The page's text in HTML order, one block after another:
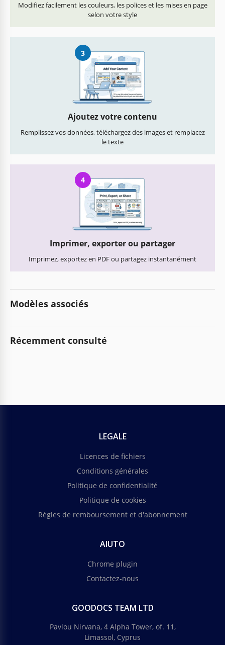
Modifiez facilement les couleurs, les polices et les mises en page
selon votre style
3
Ajoutez votre contenu
Remplissez vos données, téléchargez des images et remplacez
le texte
4
Imprimer, exporter ou partager
Imprimez, exportez en PDF ou partagez instantanément
Modèles associés
Récemment consulté
LEGALE
Licences de fichiers
Conditions générales
Politique de confidentialité
Politique de cookies
Règles de remboursement et d'abonnement
AIUTO
Chrome plugin
Contactez-nous
GOODOCS TEAM LTD
Pavlou Nirvana, 4 Alpha Tower, of. 11,
Limassol, Cyprus